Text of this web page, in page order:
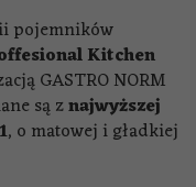
pojemników
Kitchen
GASTRO NORM
są znajwyższej
, o matowej i gładkiej